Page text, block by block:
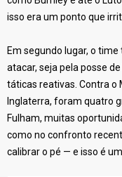
isso era um ponto que
Em segundo lugar, o
atacar, seja pela posse
táticas reativas. Contra o
Inglaterra, foram quatro
Fulham, muitas
como no confronto
calibrar o pé — e isso é